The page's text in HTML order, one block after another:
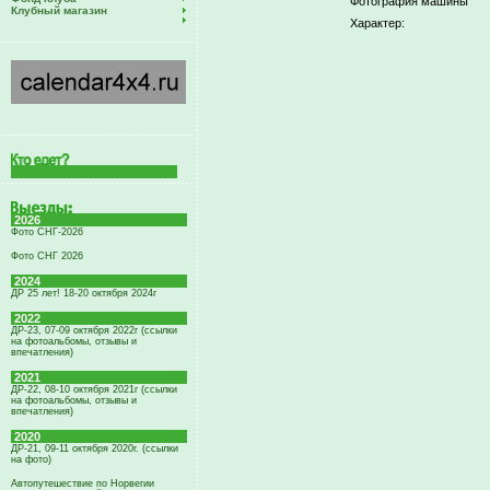
Клубный магазин
2026
Фото СНГ-2026
Фото СНГ 2026
2024
ДР 25 лет! 18-20 октября 2024г
2022
ДР-23, 07-09 октября 2022г (ссылки
на фотоальбомы, отзывы и
впечатления)
2021
ДР-22, 08-10 октября 2021г (ссылки
на фотоальбомы, отзывы и
впечатления)
2020
ДР-21, 09-11 октября 2020г. (ссылки
на фото)
Автопутешествие по Норвегии
Характер: